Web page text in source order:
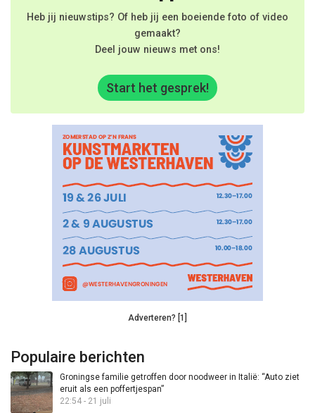
Heb jij nieuwstips? Of heb jij een boeiende foto of video
gemaakt?
Deel jouw nieuws met ons!
Start het gesprek!
Adverteren? [1]
Populaire berichten
Groningse familie getroffen door noodweer in Italië: “Auto ziet
eruit als een poffertjespan”
22:54 - 21 juli